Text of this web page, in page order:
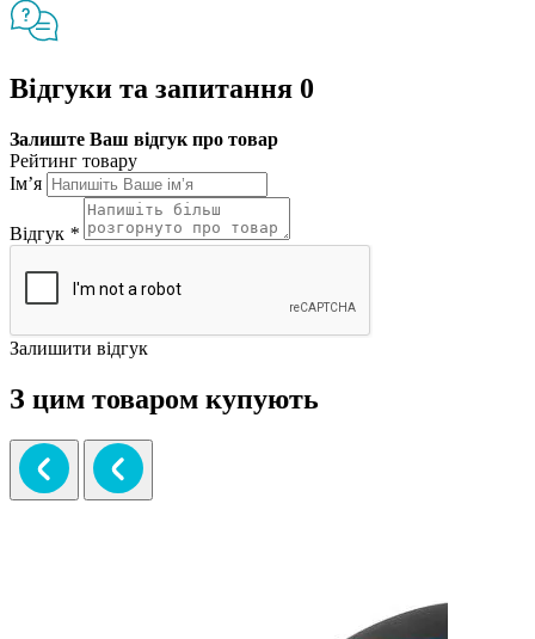
Відгуки та запитання 0
Залиште Ваш відгук про товар
Рейтинг товару
Ім’я
Відгук *
Залишити відгук
З цим товаром купують